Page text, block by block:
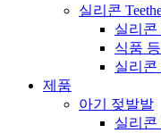
실리콘
실리콘
식품
실리콘
제품
아기 젖발발
실리콘